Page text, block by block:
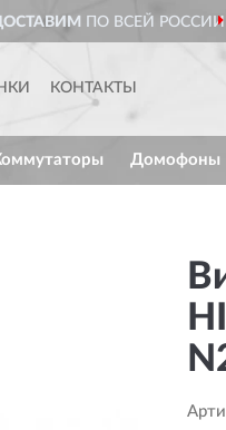
РОССИИ
КОНТАКТЫ
Домофоны